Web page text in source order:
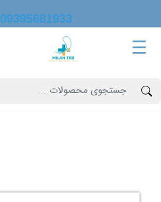
09395681933
☰